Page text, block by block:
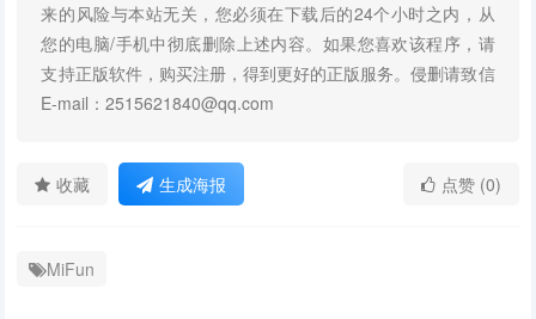
来的风险与本站无关，您必须在下载后的24个小时之内，从
您的电脑/手机中彻底删除上述内容。如果您喜欢该程序，请
支持正版软件，购买注册，得到更好的正版服务。侵删请致信
E-mail：2515621840@qq.com
收藏 生成海报 点赞 (0)
MiFun